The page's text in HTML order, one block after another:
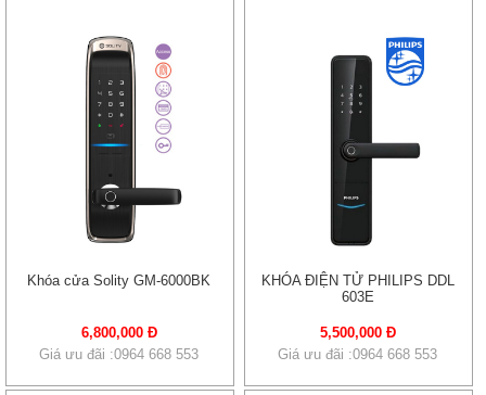
Khóa cửa Solity GM-6000BK
6,800,000 Đ
Giá ưu đãi :0964 668 553
KHÓA ĐIỆN TỬ PHILIPS DDL
603E
5,500,000 Đ
Giá ưu đãi :0964 668 553